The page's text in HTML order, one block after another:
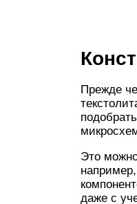
Прежде
Это
даже с